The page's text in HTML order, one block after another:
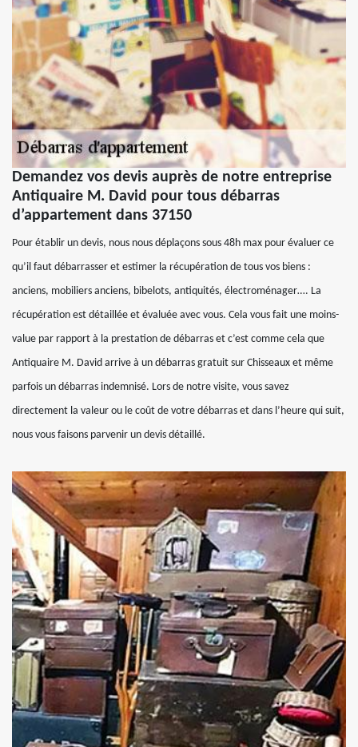
Demandez vos devis auprès de notre entreprise
Antiquaire M. David pour tous débarras
d’appartement dans 37150
Pour établir un devis, nous nous déplaçons sous 48h max pour évaluer ce
qu’il faut débarrasser et estimer la récupération de tous vos biens :
anciens, mobiliers anciens, bibelots, antiquités, électroménager…. La
récupération est détaillée et évaluée avec vous. Cela vous fait une moins-
value par rapport à la prestation de débarras et c’est comme cela que
Antiquaire M. David arrive à un débarras gratuit sur Chisseaux et même
parfois un débarras indemnisé. Lors de notre visite, vous savez
directement la valeur ou le coût de votre débarras et dans l’heure qui suit,
nous vous faisons parvenir un devis détaillé.